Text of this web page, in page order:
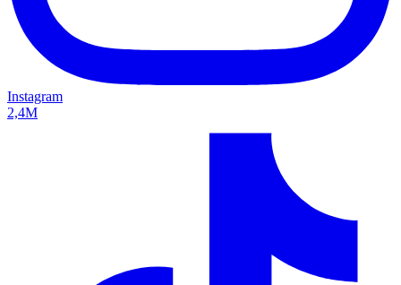
Instagram
2,4M